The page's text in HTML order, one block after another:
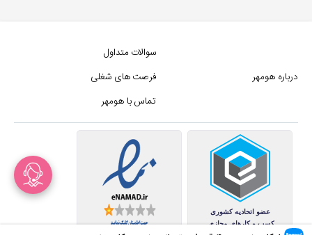
درباره هومهر
سوالات متداول
فرصت های شغلی
تماس با هومهر